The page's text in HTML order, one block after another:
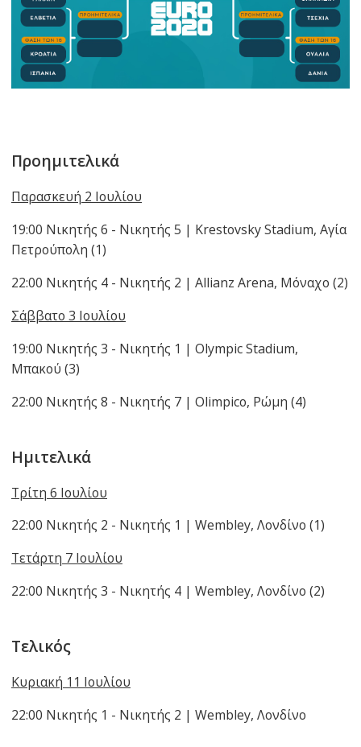
Προημιτελικά
Παρασκευή 2 Ιουλίου
19:00 Νικητής 6 - Νικητής 5 | Krestovsky Stadium, Αγία
Πετρούπολη (1)
22:00 Νικητής 4 - Νικητής 2 | Allianz Arena, Μόναχο (2)
Σάββατο 3 Ιουλίου
19:00 Νικητής 3 - Νικητής 1 | Olympic Stadium,
Μπακού (3)
22:00 Νικητής 8 - Νικητής 7 | Olimpico, Ρώμη (4)
Ημιτελικά
Τρίτη 6 Ιουλίου
22:00 Νικητής 2 - Νικητής 1 | Wembley, Λονδίνο (1)
Τετάρτη 7 Ιουλίου
22:00 Νικητής 3 - Νικητής 4 | Wembley, Λονδίνο (2)
Τελικός
Κυριακή 11 Ιουλίου
22:00 Νικητής 1 - Νικητής 2 | Wembley, Λονδίνο